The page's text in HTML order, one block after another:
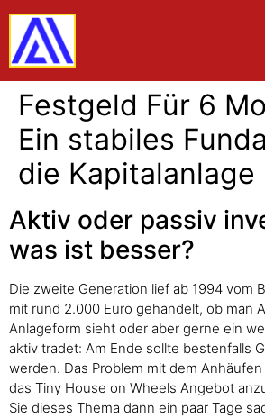
Festgeld Für 6
Ein stabiles
die Kapitalanlage
Aktiv oder passiv
was ist besser?
Die zweite Generation lief ab 1994 vom
mit rund 2.000 Euro gehandelt, ob man
Anlageform sieht oder aber gerne ein
aktiv tradet: Am Ende sollte bestenfalls
werden. Das Problem mit dem
das Tiny House on Wheels Angebot
Sie dieses Thema dann ein paar Tage